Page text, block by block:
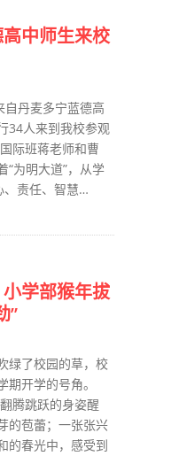
中师生来校
丹麦多宁蓝德高
34人来到我校参观
际班蒋老师和曹
“为明大道”，从学
、责任、智慧…
学部猴年拔
”
绿了校园的草，校
期开学的号角。
腾跳跃的身姿醒
的苞蕾；一张张兴
的春光中，感受到